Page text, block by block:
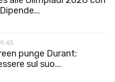
punge Durant:
sul suo...